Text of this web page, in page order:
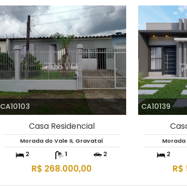
CA10103
Casa Residencial
Morada do Vale II, Gravataí
2 1 2
R$ 268.000,00
CA10139
2
R$